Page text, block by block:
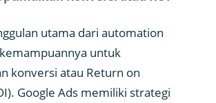
utama dari automation
untuk
konversi atau Return on
Google Ads memiliki strategi